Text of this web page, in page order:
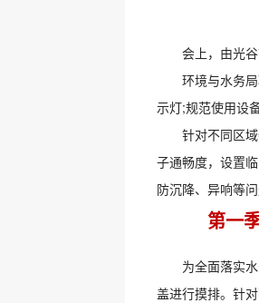
会上，由光
环境与水务
示灯;规范使用设
针对不同区
子通畅度，设置
防沉降、异响等
第一
为全面落实
盖进行摸排。针